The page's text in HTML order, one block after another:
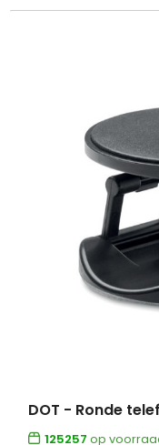
DOT - Ronde
125257 op